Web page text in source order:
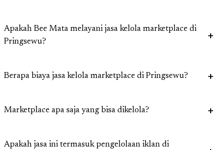
Apakah Bee Mata melayani jasa kelola marketplace di
Pringsewu?
Berapa biaya jasa kelola marketplace di Pringsewu?
Marketplace apa saja yang bisa dikelola?
Apakah jasa ini termasuk pengelolaan iklan di